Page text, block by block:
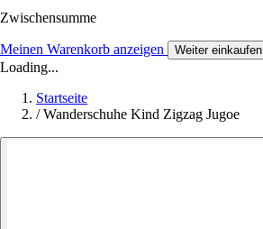
Zwischensumme
Meinen Warenkorb anzeigen Weiter einkaufen
Loading...
Startseite
/ Wanderschuhe Kind Zigzag Jugoe